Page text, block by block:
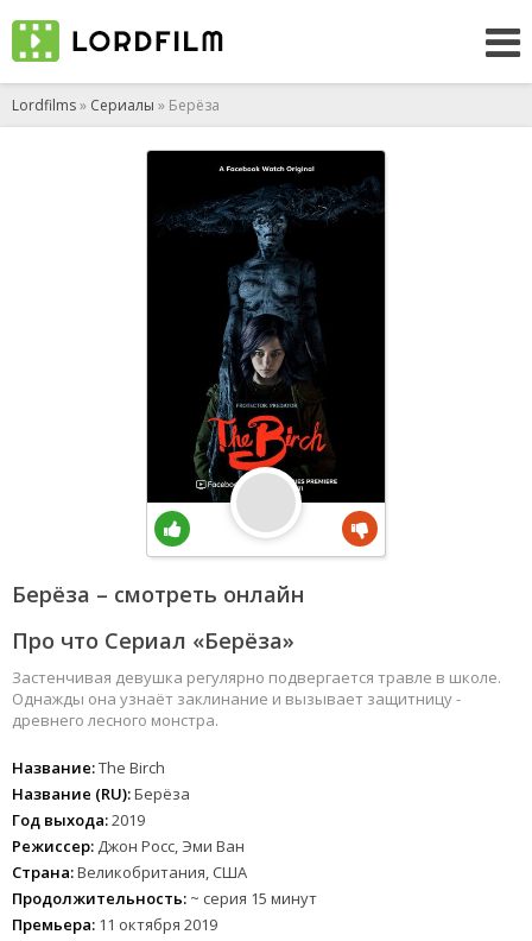
Lordfilms» Сериалы » Берёза
Берёза – смотреть онлайн
Про что Сериал «Берёза»
Застенчивая девушка регулярно подвергается травле в школе.
Однажды она узнаёт заклинание и вызывает защитницу -
древнего лесного монстра.
Название:The Birch
Название (RU):Берёза
Год выхода:2019
Режиссер: Джон Росс, Эми Ван
Страна:Великобритания, США
Продолжительность: ~ серия 15 минут
Премьера: 11 октября 2019